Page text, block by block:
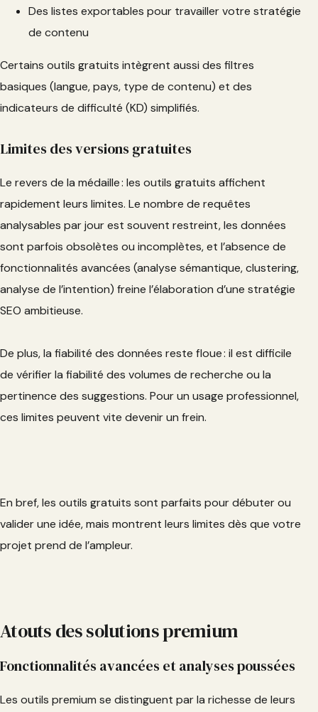
Des listes exportables pour travailler votre stratégie
de contenu
Certains outils gratuits intègrent aussi des filtres
basiques (langue, pays, type de contenu) et des
indicateurs de difficulté (KD) simplifiés.
Limites des versions gratuites
Le revers de la médaille : les outils gratuits affichent
rapidement leurs limites. Le nombre de requêtes
analysables par jour est souvent restreint, les données
sont parfois obsolètes ou incomplètes, et l’absence de
fonctionnalités avancées (analyse sémantique, clustering,
analyse de l’intention) freine l’élaboration d’une stratégie
SEO ambitieuse.
De plus, la fiabilité des données reste floue : il est difficile
de vérifier la fiabilité des volumes de recherche ou la
pertinence des suggestions. Pour un usage professionnel,
ces limites peuvent vite devenir un frein.
En bref, les outils gratuits sont parfaits pour débuter ou
valider une idée, mais montrent leurs limites dès que votre
projet prend de l’ampleur.
Atouts des solutions premium
Fonctionnalités avancées et analyses poussées
Les outils premium se distinguent par la richesse de leurs